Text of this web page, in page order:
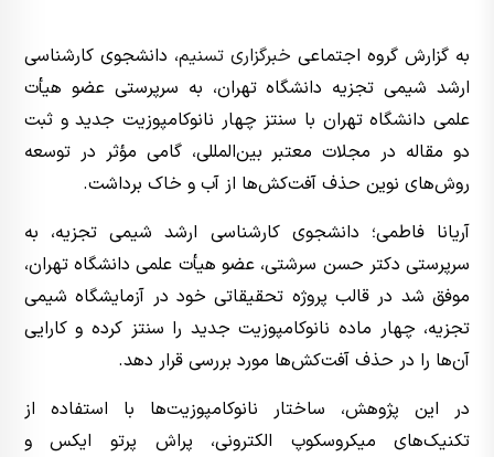
به گزارش گروه اجتماعی خبرگزاری تسنیم، دانشجوی کارشناسی
ارشد شیمی تجزیه دانشگاه تهران، به سرپرستی عضو هیأت
علمی دانشگاه تهران با سنتز چهار نانوکامپوزیت جدید و ثبت
دو مقاله در مجلات معتبر بین‌المللی، گامی مؤثر در توسعه
روش‌های نوین حذف آفت‌کش‌ها از آب و خاک برداشت.
آریانا فاطمی؛ دانشجوی کارشناسی ارشد شیمی تجزیه، به
سرپرستی دکتر حسن سرشتی، عضو هیأت علمی دانشگاه تهران،
موفق شد در قالب پروژه تحقیقاتی خود در آزمایشگاه شیمی
تجزیه، چهار ماده نانوکامپوزیت جدید را سنتز کرده و کارایی
آن‌ها را در حذف آفت‌کش‌ها مورد بررسی قرار دهد.
در این پژوهش، ساختار نانوکامپوزیت‌ها با استفاده از
تکنیک‌های میکروسکوپ الکترونی، پراش پرتو ایکس و